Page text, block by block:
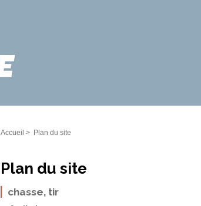
Accueil > Plan du site
Plan du site
chasse, tir